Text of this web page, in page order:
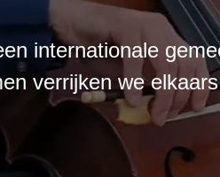
internationale
verrijken we